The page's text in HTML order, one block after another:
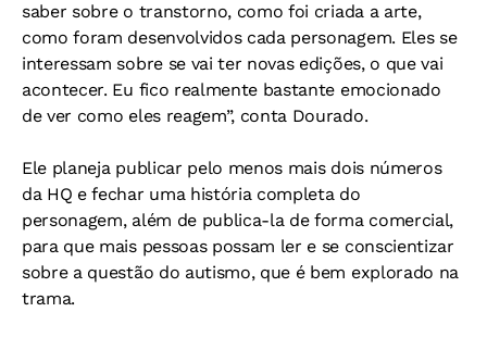
saber sobre o transtorno, como foi criada a arte,
como foram desenvolvidos cada personagem. Eles se
interessam sobre se vai ter novas edições, o que vai
acontecer. Eu fico realmente bastante emocionado
de ver como eles reagem”, conta Dourado.
Ele planeja publicar pelo menos mais dois números
da HQ e fechar uma história completa do
personagem, além de publica-la de forma comercial,
para que mais pessoas possam ler e se conscientizar
sobre a questão do autismo, que é bem explorado na
trama.